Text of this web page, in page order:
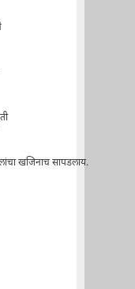
खजिनाच सापडलाय.